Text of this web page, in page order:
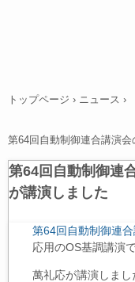
トップページ › ニュース ›
第64回自動制御連合講演
第64回自動制御連
が講演しました
第64回自動制御連
応用のOS基調講演
萬礼応が講演しまし